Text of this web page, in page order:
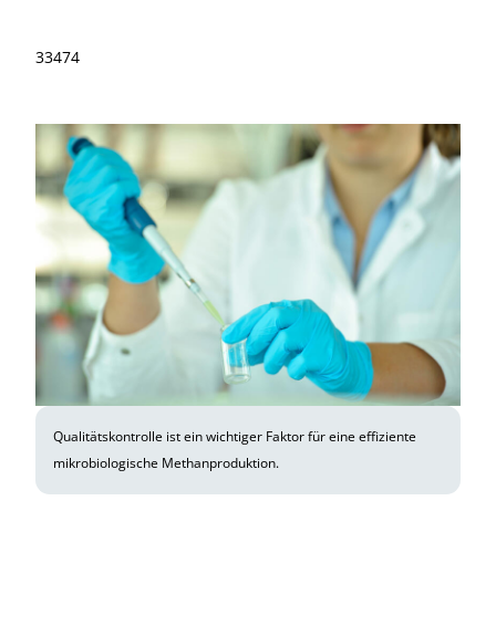
33474
Qualitätskontrolle ist ein wichtiger Faktor für eine effiziente
mikrobiologische Methanproduktion.